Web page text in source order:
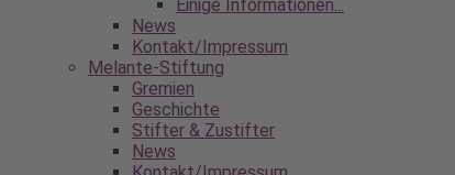
Einige Informationen...
News
Kontakt/Impressum
Melante-Stiftung
Gremien
Geschichte
Stifter & Zustifter
News